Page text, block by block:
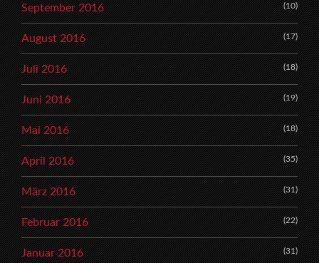
September 2016 (10)
August 2016 (17)
Juli 2016 (18)
Juni 2016 (19)
Mai 2016 (18)
April 2016 (35)
März 2016 (31)
Februar 2016 (22)
Januar 2016 (31)